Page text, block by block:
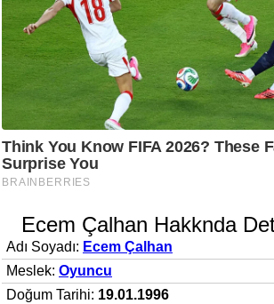
Ecem Çalhan Hakknda
Adı Soyadı: Ecem Çalhan
Meslek: Oyuncu
Doğum Tarihi: 19.01.1996